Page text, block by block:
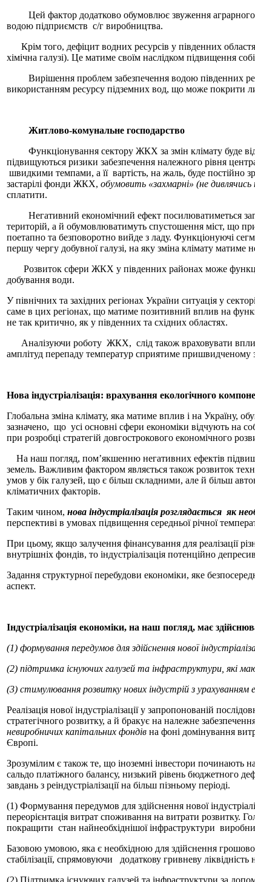
Цей фактор додатково обумовлює звуження аграрного
водою підприємств с/г виробництва.
Крім того, дефіцит водних ресурсів у південних
хімічна галузі). Це матиме своїм наслідком підвищення
Вирішення проблем забезпечення водою південних
використанням ресурсу підземних вод, що може покрити
Житлово-комунальне господарство
Функціонування сектору ЖКХ за змін клімату буде
підвищуються ризики забезпечення належного рівня
швидкими темпами, а її вартість, на жаль, буде постійно
застарілі фонди ЖКХ, обумовить «захмарні» (не
сплатити.
Негативний економічний ефект посилюватиметься
територій, а й обумовлюватимуть спустошення міст, що
поетапно та безповоротно вийде з ладу. Функціонуючі
першу чергу добувної галузі, на яку зміна клімату матиме
Розвиток сфери ЖКХ у південних районах може
добування води.
У північних та західних регіонах України ситуація у
саме в цих регіонах, що матиме позитивний вплив на
не так критично, як у південних та східних областях.
Аналізуючи роботу ЖКХ, слід також враховувати вплив
амплітуд перепаду температур сприятиме пришвидченому
Нова індустріалізація: врахування екологічного
Глобальна зміна клімату, яка матиме вплив і на Україну,
зазначено, що усі основні сфери економіки відчують на
при розробці стратегій довгострокового економічного
На наш погляд, пом’якшенню негативних ефектів
земель. Важливим фактором являється також розвиток
умов у бік галузей, що є більш складними, але й більш
кліматичних факторів.
Таким чином, нова індустріалізація розглядається як
перспективі в умовах підвищення середньої річної
При цьому, якщо залучення фінансування для реалізації
внутрішніх фондів, то індустріалізація потенційно
Задання структурної перебудови економіки, яке
аспект.
Індустріалізація економіки, на наш погляд, має
(1) формування передумов для здійснення нової
(2) підтримка існуючих галузей та інфраструктури, які
(3) стимулювання розвитку нових індустрій з урахуванням
Реалізація нової індустріалізації у запропонованій
стратегічного розвитку, а й бракує на належне
невиробничих капітальних фондів на фоні домінування
Європі.
Зрозумілим є також те, що іноземні інвестори
сальдо платіжного балансу, низький рівень бюджетного
завдань з реіндустріалізації на більш пізньому періоді.
(1) Формування передумов для здійснення нової
переорієнтація витрат споживання на витрати розвитку.
покращити стан найнеобхіднішої інфраструктури
Базовою умовою, яка є необхідною для здійснення
стабілізації, спрямовуючи додаткову гривневу
(2) Підтримка існуючих галузей та інфраструктури за